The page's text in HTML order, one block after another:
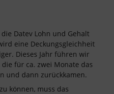
Datev Lohn und Gehalt
eine Deckungsgleichheit
Dieses Jahr führen wir
für ca. zwei Monate das
und dann zurückkamen.
können, muss das